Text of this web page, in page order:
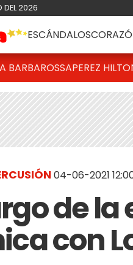
DEL 2026
ESCÁNDALOS
BARBAROSSAPEREZ
04-06-2021
de la
con